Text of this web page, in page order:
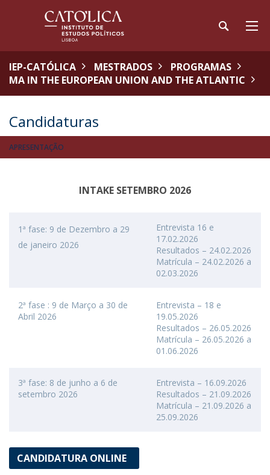
IEP-CATÓLICA MESTRADOS
PROGRAMAS
MA IN THE EUROPEAN UNION AND THE ATLANTIC
Candidaturas
APRESENTAÇÃO
INTAKE SETEMBRO 2026
1ª fase: 9 de Dezembro a 29
de janeiro 2026
Entrevista 16 e
17.02.2026
Resultados – 24.02.2026
Matrícula – 24.02.2026 a
02.03.2026
2ª fase : 9 de Março a 30 de
Abril 2026
Entrevista – 18 e
19.05.2026
Resultados – 26.05.2026
Matrícula – 26.05.2026 a
01.06.2026
3ª fase: 8 de junho a 6 de
setembro 2026
Entrevista – 16.09.2026
Resultados – 21.09.2026
Matrícula – 21.09.2026 a
25.09.2026
CANDIDATURA ONLINE